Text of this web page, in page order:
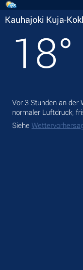
Kauhajoki Kuja-
18°
Vor 3 Stunden an der
normaler Luftdruck,
Siehe